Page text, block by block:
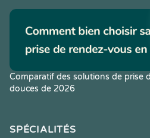
Comparatif des solutions de prise
douces de 2026
SPÉCIALITÉS